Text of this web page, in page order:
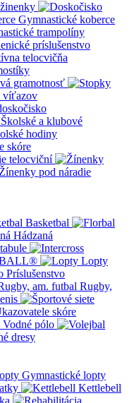
Gymnastické koberce
trampolíny
príslušenstvo
telocvičňa
gramotnosť
víťazov
Školské a klubové
hodiny
skóre
telocviční
Žínenky pod náradie
Basketbal
Hádzaná
Lopty
Príslušenstvo
Rugby,
Vodné pólo
dresy
Gymnastické lopty
Kettlebell